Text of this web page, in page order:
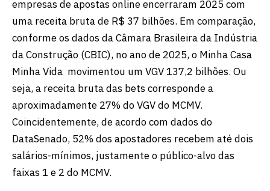
empresas de apostas online encerraram 2025 com
uma receita bruta de R$ 37 bilhões. Em comparação,
conforme os dados da Câmara Brasileira da Indústria
da Construção (CBIC), no ano de 2025, o Minha Casa
Minha Vida movimentou um VGV 137,2 bilhões. Ou
seja, a receita bruta das bets corresponde a
aproximadamente 27% do VGV do MCMV.
Coincidentemente, de acordo com dados do
DataSenado, 52% dos apostadores recebem até dois
salários-mínimos, justamente o público-alvo das
faixas 1 e 2 do MCMV.